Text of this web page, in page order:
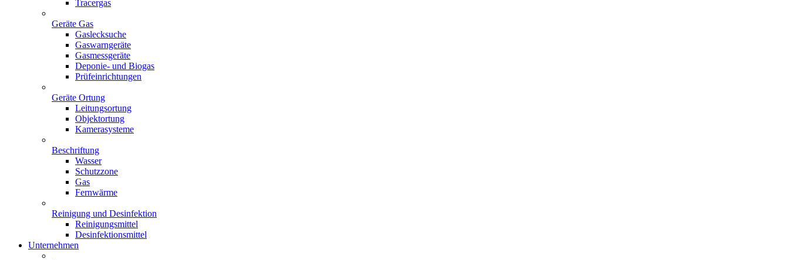
Tracergas
Geräte Gas
Gaslecksuche
Gaswarngeräte
Gasmessgeräte
Deponie- und Biogas
Prüfeinrichtungen
Geräte Ortung
Leitungsortung
Objektortung
Kamerasysteme
Beschriftung
Wasser
Schutzzone
Gas
Fernwärme
Reinigung und Desinfektion
Reinigungsmittel
Desinfektionsmittel
Unternehmen